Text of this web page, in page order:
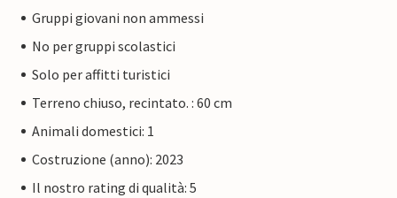
Gruppi giovani non ammessi
No per gruppi scolastici
Solo per affitti turistici
Terreno chiuso, recintato. : 60 cm
Animali domestici: 1
Costruzione (anno): 2023
Il nostro rating di qualità: 5